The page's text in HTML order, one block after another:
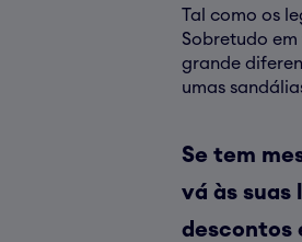
Tal como os
Sobretudo
grande
umas
Se tem
vá às suas
descontos